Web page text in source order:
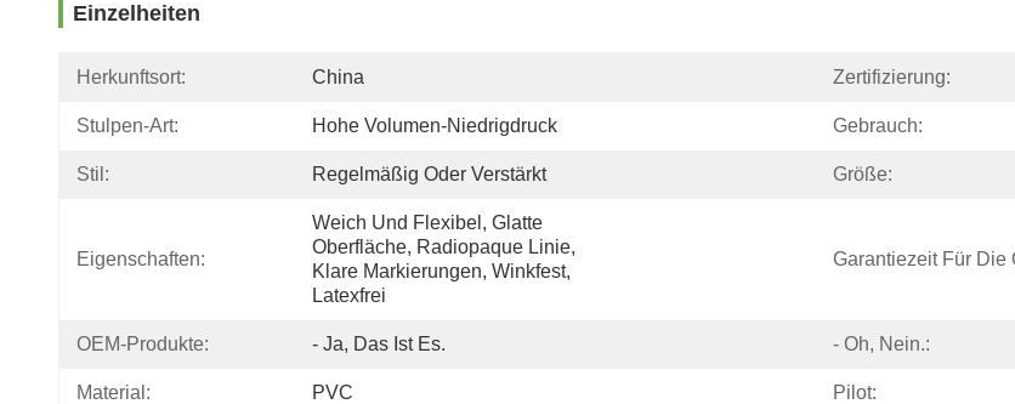
Einzelheiten
Herkunftsort: China Zertifizierung:
Stulpen-Art: Hohe Volumen-Niedrigdruck Gebrauch:
Stil: Regelmäßig Oder Verstärkt Größe:
Eigenschaften:
Weich Und Flexibel, Glatte
Oberfläche, Radiopaque Linie,
Klare Markierungen, Winkfest,
Latexfrei
Garantiezeit Für Die
OEM-Produkte: - Ja, Das Ist Es. - Oh, Nein.:
Material: PVC Pilot: